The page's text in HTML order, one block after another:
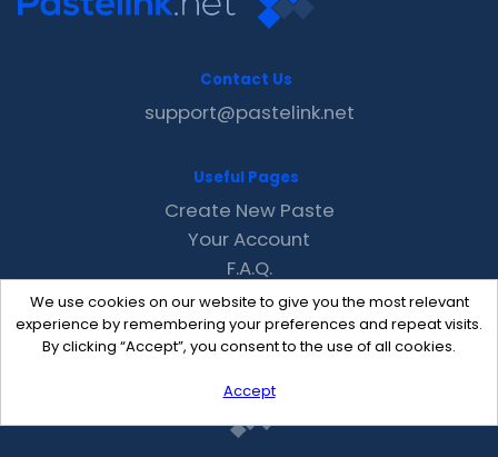
We use cookies on our website to give you the most relevant
experience by remembering your preferences and repeat visits.
By clicking “Accept”, you consent to the use of all cookies.
Accept
Contact Us
support@pastelink.net
Useful Pages
Create New Paste
Your Account
F.A.Q.
Recent
Contact